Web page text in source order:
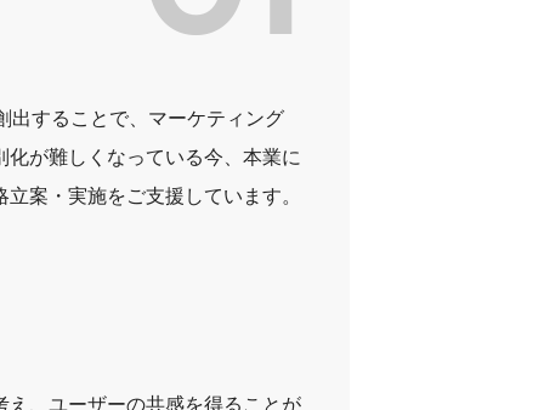
出することで、マーケティング
が難しくなっている今、本業に
案・実施をご支援しています。
、ユーザーの共感を得ることが